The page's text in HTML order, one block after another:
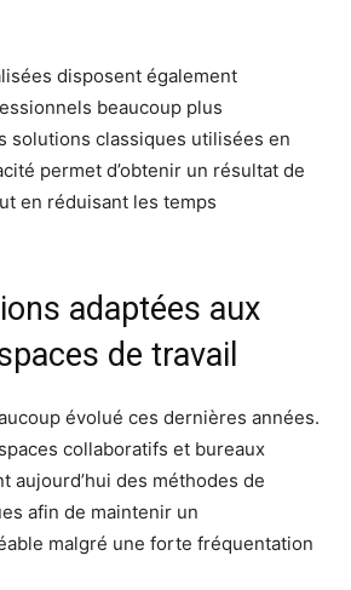
disposent également
beaucoup plus
solutions classiques utilisées en
permet d’obtenir un résultat de
en réduisant les temps
adaptées aux
de travail
évolué ces dernières années.
collaboratifs et bureaux
aujourd’hui des méthodes de
afin de maintenir un
malgré une forte fréquentation